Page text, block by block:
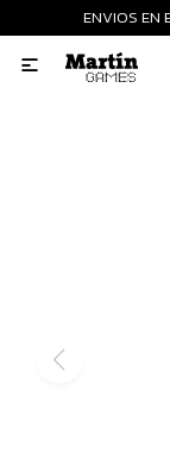
ENVIOS EN

Consolas
Juegos